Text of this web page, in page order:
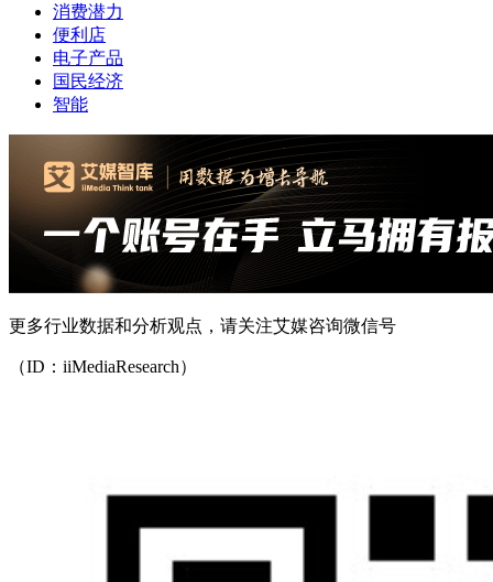
消费潜力
便利店
电子产品
国民经济
智能
更多行业数据和分析观点，请关注艾媒咨询微信号
（ID：iiMediaResearch）